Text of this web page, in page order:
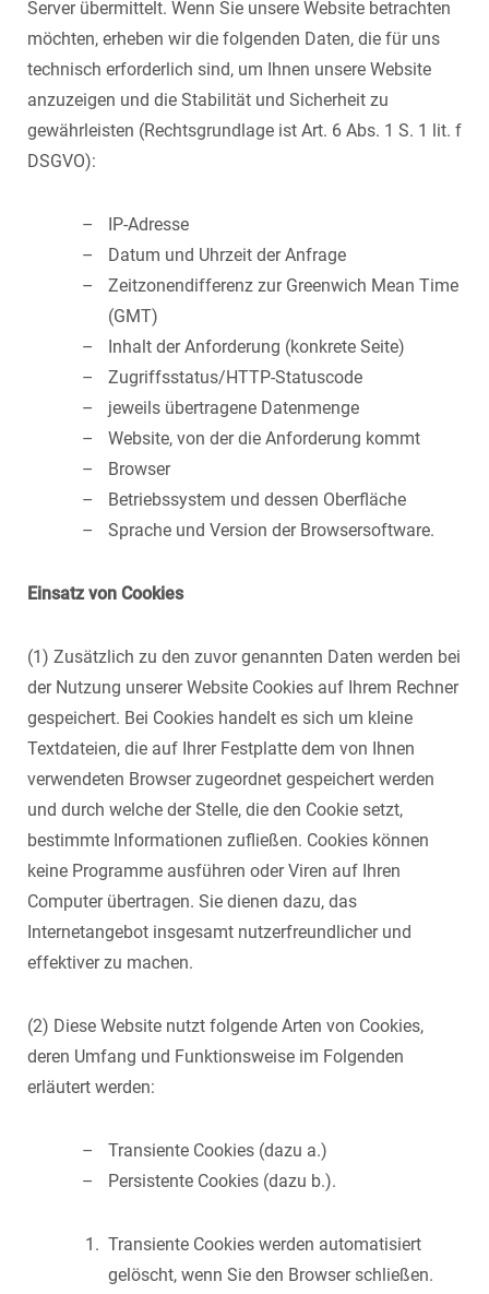
Server übermittelt. Wenn Sie unsere Website betrachten
möchten, erheben wir die folgenden Daten, die für uns
technisch erforderlich sind, um Ihnen unsere Website
anzuzeigen und die Stabilität und Sicherheit zu
gewährleisten (Rechtsgrundlage ist Art. 6 Abs. 1 S. 1 lit. f
DSGVO):
IP-Adresse
Datum und Uhrzeit der Anfrage
Zeitzonendifferenz zur Greenwich Mean Time
(GMT)
Inhalt der Anforderung (konkrete Seite)
Zugriffsstatus/HTTP-Statuscode
jeweils übertragene Datenmenge
Website, von der die Anforderung kommt
Browser
Betriebssystem und dessen Oberfläche
Sprache und Version der Browsersoftware.
Einsatz von Cookies
(1) Zusätzlich zu den zuvor genannten Daten werden bei
der Nutzung unserer Website Cookies auf Ihrem Rechner
gespeichert. Bei Cookies handelt es sich um kleine
Textdateien, die auf Ihrer Festplatte dem von Ihnen
verwendeten Browser zugeordnet gespeichert werden
und durch welche der Stelle, die den Cookie setzt,
bestimmte Informationen zufließen. Cookies können
keine Programme ausführen oder Viren auf Ihren
Computer übertragen. Sie dienen dazu, das
Internetangebot insgesamt nutzerfreundlicher und
effektiver zu machen.
(2) Diese Website nutzt folgende Arten von Cookies,
deren Umfang und Funktionsweise im Folgenden
erläutert werden:
Transiente Cookies (dazu a.)
Persistente Cookies (dazu b.).
Transiente Cookies werden automatisiert
gelöscht, wenn Sie den Browser schließen.